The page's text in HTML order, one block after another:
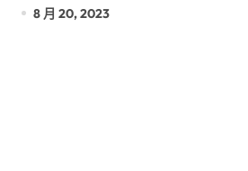
8 月 20, 2023